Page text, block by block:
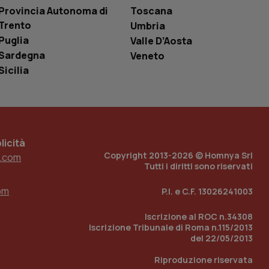
Autonoma di
Toscana
Umbria
Valle D’Aosta
Veneto
Copyright 2013-2026 © Homnya Srl
Tutti i diritti sono riservati
P.I. e C.F. 13026241003
Iscrizione al ROC n.34308
Iscrizione Tribunale di Roma n.115/2013
del 22/05/2013
Riproduzione riservata
un numero
sito, ma un
di accesso per
Analytics
per mantenere
incorporati
di
incorporati